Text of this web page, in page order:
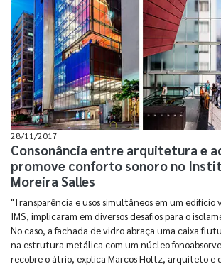
28/11/2017
Consonância entre arquitetura e
promove conforto sonoro no
Moreira Salles
"Transparência e usos simultâneos em um edifício
IMS, implicaram em diversos desafios para o
No caso, a fachada de vidro abraça uma caixa
na estrutura metálica com um núcleo
recobre o átrio, explica Marcos Holtz, arquiteto e